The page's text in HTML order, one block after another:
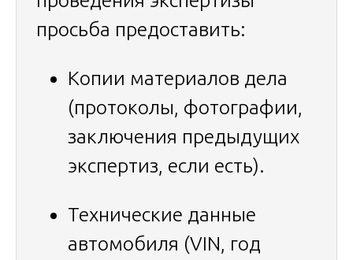
просьба предоставить:
Копии материалов дела
(протоколы, фотографии,
заключения предыдущих
экспертиз, если есть).
Технические данные
автомобиля (VIN, год